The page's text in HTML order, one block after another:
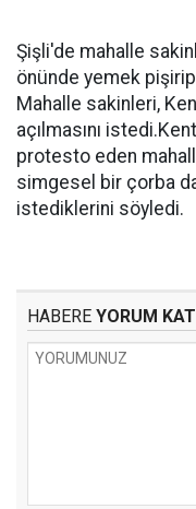
Şişli'de mahalle
önünde yemek
Mahalle sakinleri,
açılmasını
protesto eden
simgesel bir çorba
istediklerini söyledi.
HABERE YORUM KAT